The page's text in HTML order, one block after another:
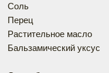
Соль
Перец
Растительное масло
Бальзамический уксус